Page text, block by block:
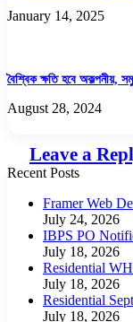
January 14, 2025
বৈশ্বিক ক্ষতি হবে অকল্পনীয়,
August 28, 2024
Leave a
Recent Posts
Framer Web
July 24, 2026
IBPS PO
July 18, 2026
Residential
July 18, 2026
Residential
July 18, 2026